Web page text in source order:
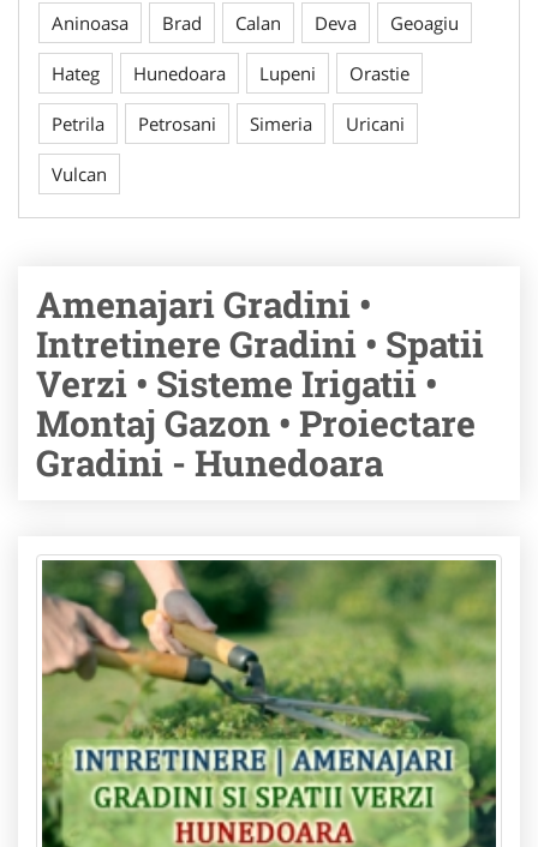
Aninoasa Brad Calan Deva Geoagiu
Hateg Hunedoara Lupeni Orastie
Petrila Petrosani Simeria Uricani
Vulcan
Amenajari Gradini •
Intretinere Gradini • Spatii
Verzi • Sisteme Irigatii •
Montaj Gazon • Proiectare
Gradini - Hunedoara